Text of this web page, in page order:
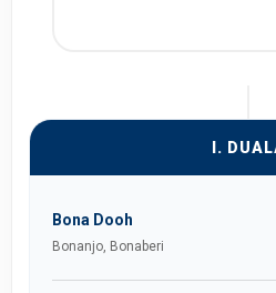
I.
Bona Dooh
Bonanjo, Bonaberi